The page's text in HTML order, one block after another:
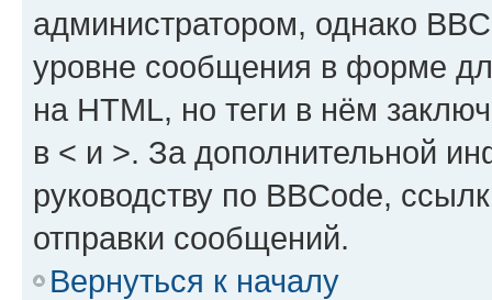
администратором, однако
уровне сообщения в форме
на HTML, но теги в нём
в < и >. За дополнительной
руководству по BBCode,
отправки сообщений.
Вернуться к началу